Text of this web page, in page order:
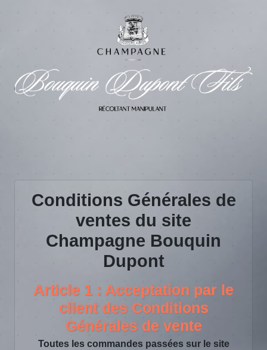
Conditions Générales de
ventes du site
Champagne Bouquin
Dupont
Article 1 : Acceptation par le
client des Conditions
Générales de vente
Toutes les commandes passées sur le site